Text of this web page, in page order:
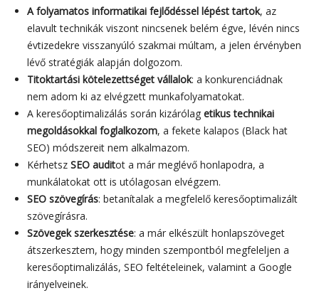
A folyamatos informatikai fejlődéssel lépést tartok, az
elavult technikák viszont nincsenek belém égve, lévén nincs
évtizedekre visszanyúló szakmai múltam, a jelen érvényben
lévő stratégiák alapján dolgozom.
Titoktartási kötelezettséget vállalok: a konkurenciádnak
nem adom ki az elvégzett munkafolyamatokat.
A keresőoptimalizálás során kizárólagetikus technikai
megoldásokkal foglalkozom, a fekete kalapos (Black hat
SEO) módszereit nem alkalmazom.
KérhetszSEO auditot a már meglévő honlapodra, a
munkálatokat ott is utólagosan elvégzem.
SEO szövegírás: betanítalak a megfelelő keresőoptimalizált
szövegírásra.
Szövegek szerkesztése: a már elkészült honlapszöveget
átszerkesztem, hogy minden szempontból megfeleljen a
keresőoptimalizálás, SEO feltételeinek, valamint a Google
irányelveinek.